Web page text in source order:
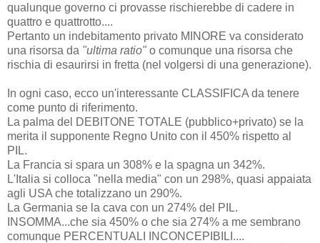
qualunque governo ci provasse rischierebbe di cadere in
quattro e quattrotto....
Pertanto un indebitamento privato MINORE va considerato
una risorsa da "ultima ratio" o comunque una risorsa che
rischia di esaurirsi in fretta (nel volgersi di una generazione).
In ogni caso, ecco un'interessante CLASSIFICA da tenere
come punto di riferimento.
La palma del DEBITONE TOTALE (pubblico+privato) se la
merita il supponente Regno Unito con il 450% rispetto al
PIL.
La Francia si spara un 308% e la spagna un 342%.
L'Italia si colloca "nella media" con un 298%, quasi appaiata
agli USA che totalizzano un 290%.
La Germania se la cava con un 274% del PIL.
INSOMMA...che sia 450% o che sia 274% a me sembrano
comunque PERCENTUALI INCONCEPIBILI....